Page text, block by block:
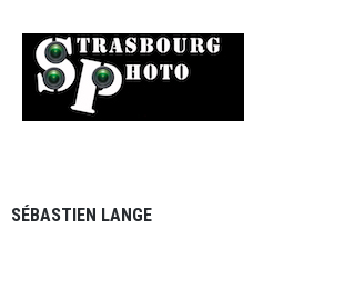
SÉBASTIEN LANGE